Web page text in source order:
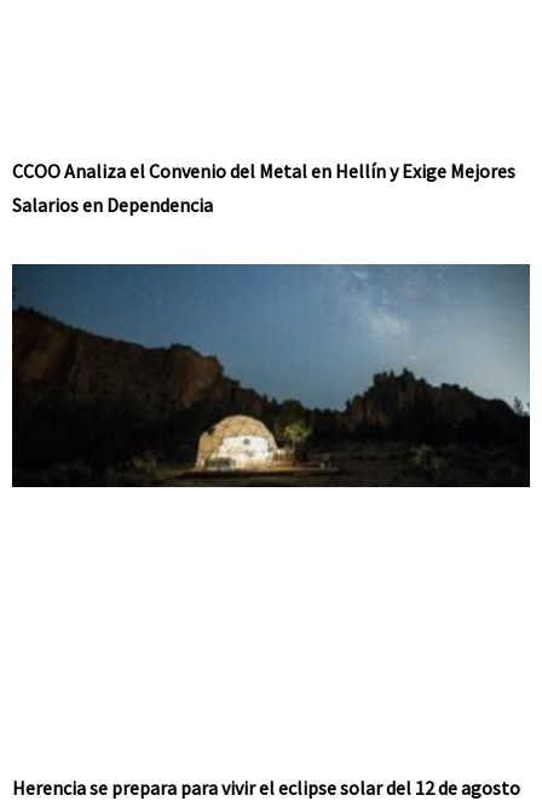
CCOO Analiza el Convenio del Metal en Hellín y Exige Mejores
Salarios en Dependencia
Herencia se prepara para vivir el eclipse solar del 12 de agosto